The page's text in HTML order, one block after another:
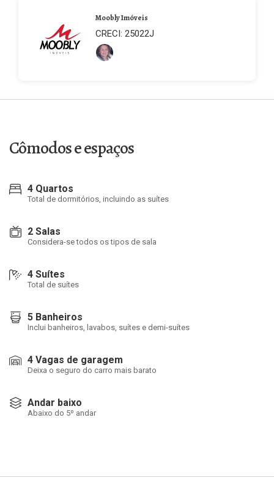
Moobly Imóveis
CRECI: 25022J
Cômodos e espaços
4 Quartos
Total de dormitórios, incluindo as suítes
2 Salas
Considera-se todos os tipos de sala
4 Suítes
Total de suítes
5 Banheiros
Inclui banheiros, lavabos, suítes e demi-suítes
4 Vagas de garagem
Deixa o seguro do carro mais barato
Andar baixo
Abaixo do 5º andar